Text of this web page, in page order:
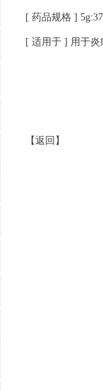
[ 药品规格 ]
[ 适用于 ] 用于炎
【返回 】